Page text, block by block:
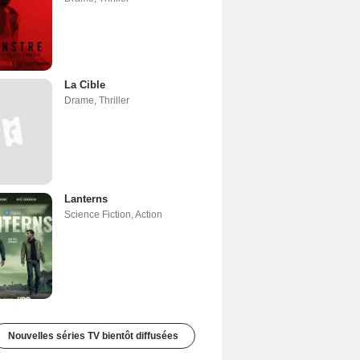
La Cible
Drame, Thriller
Lanterns
Science Fiction,Action
Nouvelles séries TV bientôt diffusées